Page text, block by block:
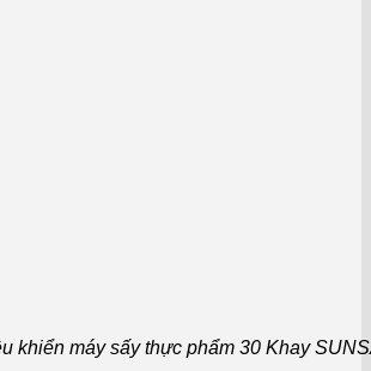
khiển máy sấy thực phẩm 30 Khay